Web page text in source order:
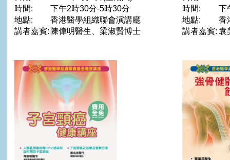
時間:
下午2時30分-5時30分 時間:
下
地點:
香港醫學組織聯會演講廳 地點:
香
講者嘉賓: 陳偉明醫生、梁淑賢博士 講者嘉賓: 袁